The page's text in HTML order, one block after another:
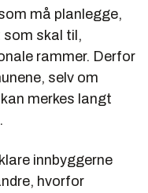
må planlegge,
som skal til,
rammer. Derfor
selv om
merkes langt
innbyggerne
hvorfor